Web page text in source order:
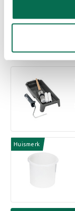
Huismerk